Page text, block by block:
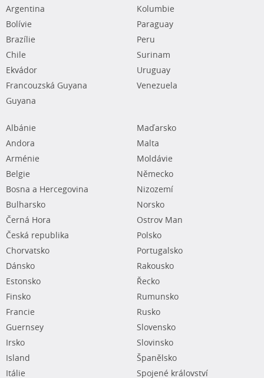
Argentina
Bolívie
Brazílie
Chile
Ekvádor
Francouzská Guyana
Guyana
Kolumbie
Paraguay
Peru
Surinam
Uruguay
Venezuela
Albánie
Andora
Arménie
Belgie
Bosna a Hercegovina
Bulharsko
Černá Hora
Česká republika
Chorvatsko
Dánsko
Estonsko
Finsko
Francie
Guernsey
Irsko
Island
Itálie
Maďarsko
Malta
Moldávie
Německo
Nizozemí
Norsko
Ostrov Man
Polsko
Portugalsko
Rakousko
Řecko
Rumunsko
Rusko
Slovensko
Slovinsko
Španělsko
Spojené království